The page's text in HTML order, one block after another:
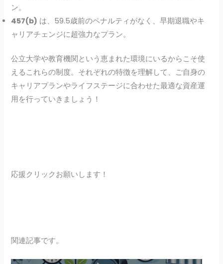
ン。
457(b) は、59.5歳前のペナルティがなく、早期退職やキ
ャリアチェンジに超強力なプラン。
公立大学や教育機関という恵まれた環境にいるからこそ使
えるこれらの制度。それぞれの特徴を理解して、ご自身の
キャリアプランやライフステージに合わせた最適な資産運
用を行っていきましょう！
応援クリックお願いします！
関連記事です。